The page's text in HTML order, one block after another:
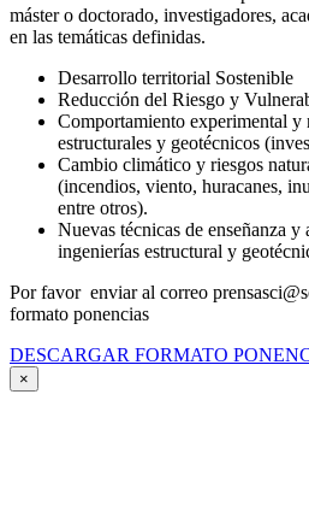
máster o doctorado, investigadores,
en las temáticas definidas.
Desarrollo territorial Sostenible
Reducción del Riesgo y
Comportamiento experimental y
estructurales y geotécnicos
Cambio climático y riesgos
(incendios, viento, huracanes,
entre otros).
Nuevas técnicas de enseñanza y
ingenierías estructural y
Por favor enviar al correo
formato ponencias
DESCARGAR FORMATO
×